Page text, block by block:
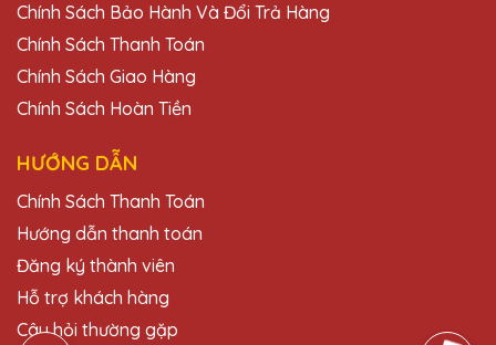
Chính Sách Bảo Hành Và Đổi Trả Hàng
Chính Sách Thanh Toán
Chính Sách Giao Hàng
Chính Sách Hoàn Tiền
HƯỚNG DẪN
Chính Sách Thanh Toán
Hướng dẫn thanh toán
Đăng ký thành viên
Hỗ trợ khách hàng
Câu hỏi thường gặp